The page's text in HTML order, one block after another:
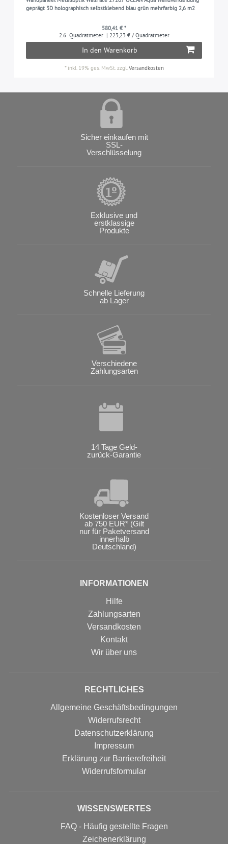
geprägt 3D holographisch selbstklebend blau grün mehrfarbig 2,6 m2
580,41 € *
2.6 Quadratmeter | 223,23 € / Quadratmeter
In den Warenkorb
* inkl. 19% ges. MwSt.zzgl.Versandkosten
Sicher einkaufen mit
SSL-
Verschlüsselung
Exklusive und
erstklassige
Produkte
Schnelle Lieferung
ab Lager
Verschiedene
Zahlungsarten
14 Tage Geld-
zurück-Garantie
Kostenloser Versand
ab 750 EUR* (Gilt
nur für Paketversand
innerhalb
Deutschland)
INFORMATIONEN
Hilfe
Zahlungsarten
Versandkosten
Kontakt
Wir über uns
RECHTLICHES
Allgemeine Geschäftsbedingungen
Widerrufsrecht
Datenschutzerklärung
Impressum
Erklärung zur Barrierefreiheit
Widerrufs­formular
WISSENSWERTES
FAQ - Häufig gestellte Fragen
Zeichenerklärung